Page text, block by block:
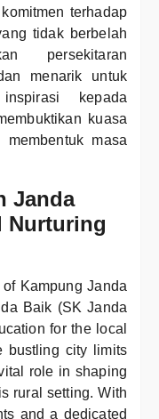
terhadap
tidak berbelah
persekitaran
menarik untuk
kepada
kuasa
membentuk masa
Janda
Nurturing
Kampung Janda
Baik (SK Janda
for the local
bustling city limits
role in shaping
rural setting. With
and a dedicated